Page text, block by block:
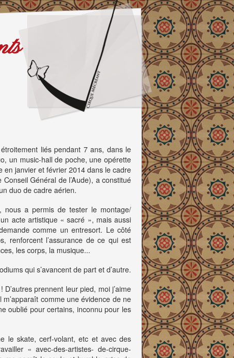
liés pendant 7 ans, dans le
un music-hall de poche, une opérette
en janvier et février 2014 dans le cadre
Général de l’Aude), a constitué
duo de cadre aérien.
nous a permis de tester le montage/
acte artistique « sacré », mais aussi
comme un entresort. Le côté
renforcent l’assurance de ce qui est
les corps, la musique...
qui s’avancent de part et d’autre.
prennent leur pied, moi j’aime
comme une évidence de ne
oublié pour certains, inconnu pour les
le skate, cerf-volant, etc et avec des
« avec-des-artistes- de-cirque-